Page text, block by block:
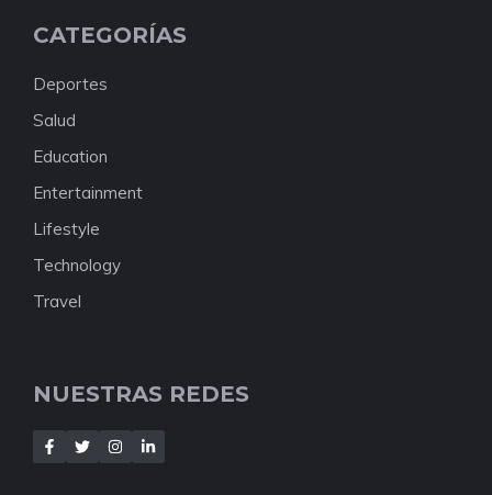
CATEGORÍAS
Deportes
Salud
Education
Entertainment
Lifestyle
Technology
Travel
NUESTRAS REDES